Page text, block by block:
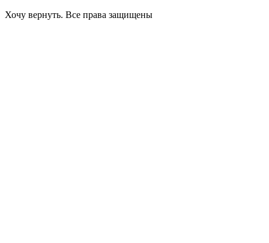
Хочу вернуть. Все права защищены